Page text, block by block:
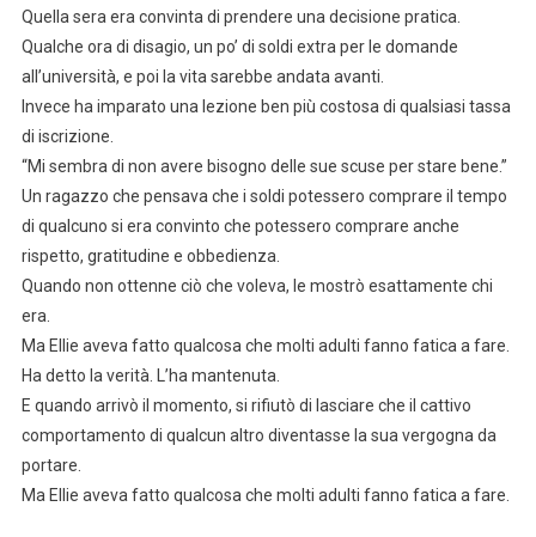
Quella sera era convinta di prendere una decisione pratica.
Qualche ora di disagio, un po’ di soldi extra per le domande
all’università, e poi la vita sarebbe andata avanti.
Invece ha imparato una lezione ben più costosa di qualsiasi tassa
di iscrizione.
“Mi sembra di non avere bisogno delle sue scuse per stare bene.”
Un ragazzo che pensava che i soldi potessero comprare il tempo
di qualcuno si era convinto che potessero comprare anche
rispetto, gratitudine e obbedienza.
Quando non ottenne ciò che voleva, le mostrò esattamente chi
era.
Ma Ellie aveva fatto qualcosa che molti adulti fanno fatica a fare.
Ha detto la verità. L’ha mantenuta.
E quando arrivò il momento, si rifiutò di lasciare che il cattivo
comportamento di qualcun altro diventasse la sua vergogna da
portare.
Ma Ellie aveva fatto qualcosa che molti adulti fanno fatica a fare.